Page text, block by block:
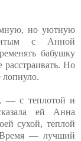
но уютную
с Анной
бабушку
расстраивать. Но
лопнуло.
— с теплотой и
ей Анна
сухой, теплой
Время — лучший